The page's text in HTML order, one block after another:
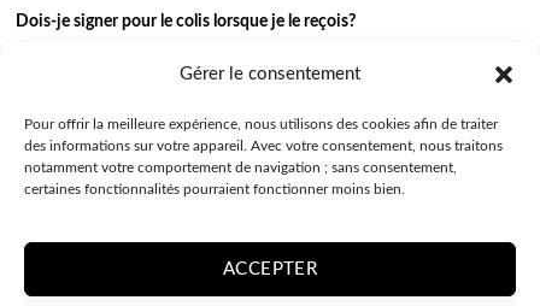
Gérer le consentement
Pour offrir la meilleure expérience, nous utilisons des cookies afin de traiter
des informations sur votre appareil. Avec votre consentement, nous traitons
notamment votre comportement de navigation ; sans consentement,
certaines fonctionnalités pourraient fonctionner moins bien.
ACCEPTER
Dois-je signer pour le colis lorsque je le reçois?
Je n’ai pas reçu ma commande.
J’ai une autre question.
Contactez-nous